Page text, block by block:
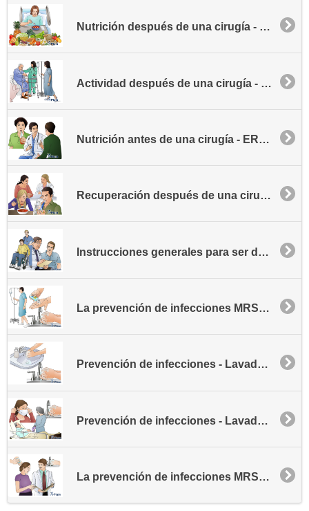
Nutrición después de una cirugía - ERAS
Actividad después de una cirugía - ERAS
Nutrición antes de una cirugía - ERAS
Recuperación después de una cirugía - ERAS en su casa
Instrucciones generales para ser dado de alta
La prevención de infecciones MRSA - Comunidad
Prevención de infecciones - Lavado de manos
Prevención de infecciones - Lavado de manos
La prevención de infecciones MRSA - Comunidad